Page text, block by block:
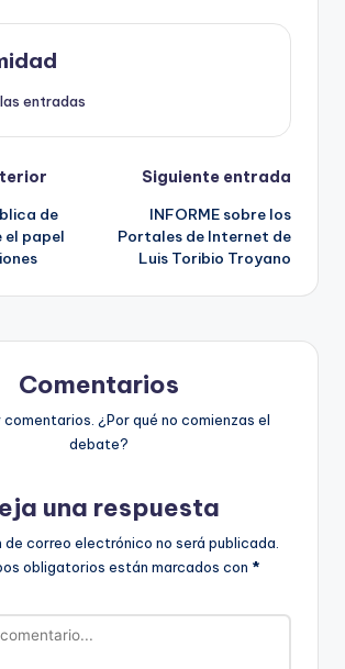
entradas
de
el papel
Siguiente entrada
INFORME sobre los
Portales de Internet de
Luis Toribio Troyano
Comentarios
comentarios. ¿Por qué no comienzas el
debate?
una respuesta
de correo electrónico no será publicada.
obligatorios están marcados con *